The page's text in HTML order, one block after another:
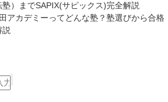
）までSAPIX(サピックス)完全解説
アカデミーってどんな塾？塾選びから合格
説